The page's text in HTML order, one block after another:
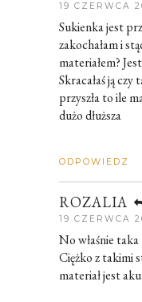
19 CZERWCA
Sukienka jest
zakochałam i
materiałem?
Skracałaś ją czy
przyszła to ile
dużo dłuższa
ODPOWIEDZ
ROZALIA
19 CZERWCA
No właśnie taka
Ciężko z takimi
materiał jest